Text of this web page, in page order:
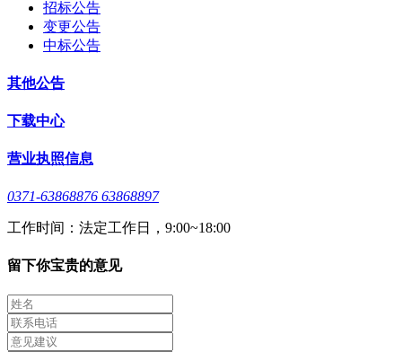
招标公告
变更公告
中标公告
其他公告
下载中心
营业执照信息
0371-63868876 63868897
工作时间：法定工作日，9:00~18:00
留下你宝贵的意见